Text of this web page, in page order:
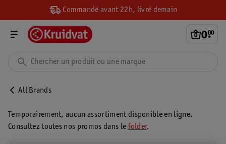
Commandé avant 22h, livré demain
0.
00
All Brands
Temporairement, aucun assortiment disponible en ligne.
Consultez toutes nos promos dans le folder.